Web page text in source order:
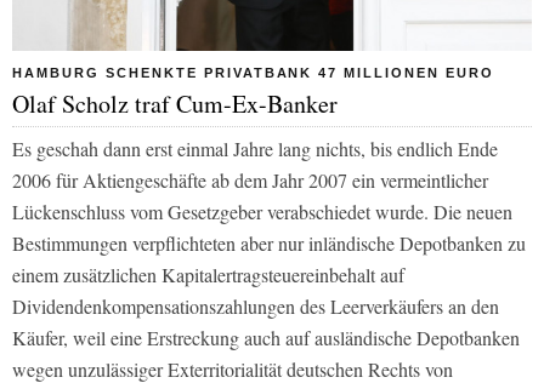
HAMBURG SCHENKTE PRIVATBANK 47 MILLIONEN EURO
Olaf Scholz traf Cum-Ex-Banker
Es geschah dann erst einmal Jahre lang nichts, bis endlich Ende
2006 für Aktiengeschäfte ab dem Jahr 2007 ein vermeintlicher
Lückenschluss vom Gesetzgeber verabschiedet wurde. Die neuen
Bestimmungen verpflichteten aber nur inländische Depotbanken zu
einem zusätzlichen Kapitalertragsteuereinbehalt auf
Dividendenkompensationszahlungen des Leerverkäufers an den
Käufer, weil eine Erstreckung auch auf ausländische Depotbanken
wegen unzulässiger Exterritorialität deutschen Rechts von